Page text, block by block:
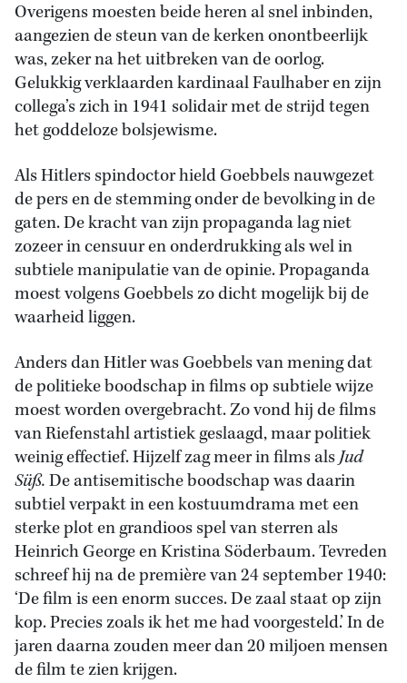
Overigens moesten beide heren al snel inbinden,
aangezien de steun van de kerken onontbeerlijk
was, zeker na het uitbreken van de oorlog.
Gelukkig verklaarden kardinaal Faulhaber en zijn
collega’s zich in 1941 solidair met de strijd tegen
het goddeloze bolsjewisme.
Als Hitlers spindoctor hield Goebbels nauwgezet
de pers en de stemming onder de bevolking in de
gaten. De kracht van zijn propaganda lag niet
zozeer in censuur en onderdrukking als wel in
subtiele manipulatie van de opinie. Propaganda
moest volgens Goebbels zo dicht mogelijk bij de
waarheid liggen.
Anders dan Hitler was Goebbels van mening dat
de politieke boodschap in films op subtiele wijze
moest worden overgebracht. Zo vond hij de films
van Riefenstahl artistiek geslaagd, maar politiek
weinig effectief. Hijzelf zag meer in films alsJud
Süß.De antisemitische boodschap was daarin
subtiel verpakt in een kostuumdrama met een
sterke plot en grandioos spel van sterren als
Heinrich George en Kristina Söderbaum. Tevreden
schreef hij na de première van 24 september 1940:
‘De film is een enorm succes. De zaal staat op zijn
kop. Precies zoals ik het me had voorgesteld.’ In de
jaren daarna zouden meer dan 20 miljoen mensen
de film te zien krijgen.